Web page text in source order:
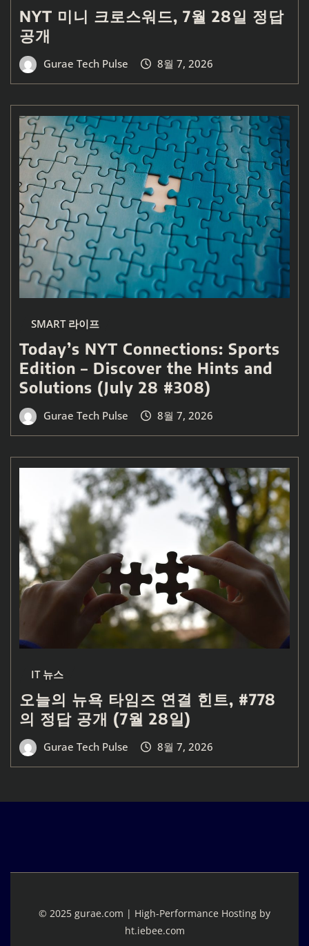
NYT 미니 크로스워드, 7월 28일 정답
공개
Gurae Tech Pulse 8월 7, 2026
SMART 라이프
Today’s NYT Connections: Sports
Edition – Discover the Hints and
Solutions (July 28 #308)
Gurae Tech Pulse 8월 7, 2026
IT 뉴스
오늘의 뉴욕 타임즈 연결 힌트, #778
의 정답 공개 (7월 28일)
Gurae Tech Pulse 8월 7, 2026
© 2025 gurae.com | High-Performance Hosting by
ht.iebee.com